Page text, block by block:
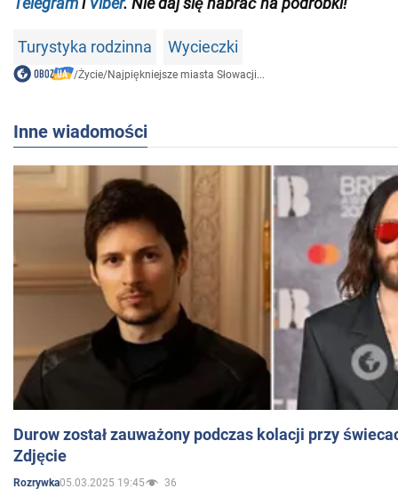
Turystyka rodzinna Wycieczki
/Życie/Najpiękniejsze miasta Słowacji...
Inne wiadomości
Durow został zauważony podczas kolacji przy
Zdjęcie
Rozrywka05.03.2025 19:45 36